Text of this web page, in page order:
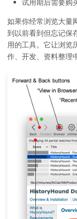
试用期后需要购
如果你经常浏览大量
到以前看到但忘记保
用的工具。它让浏览
作、开发、资料整理